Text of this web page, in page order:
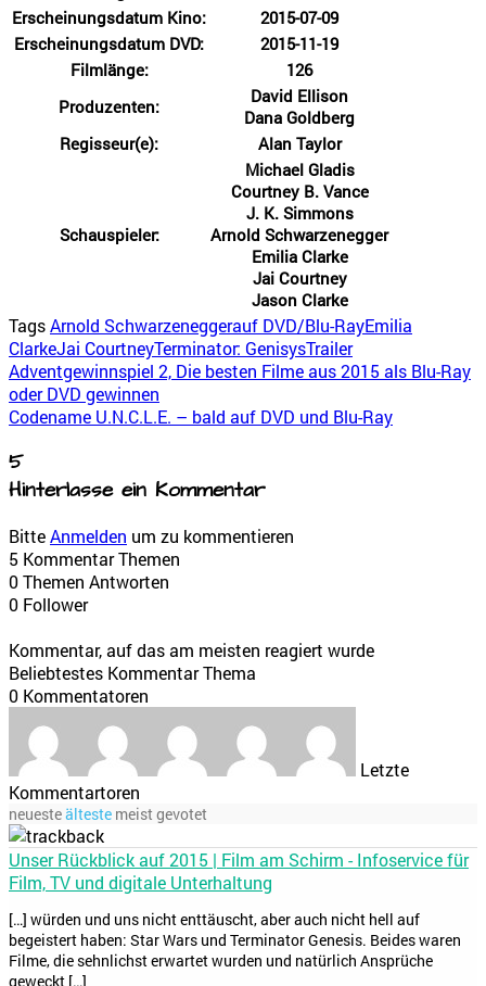
Erscheinungsdatum Kino:
2015-07-09
Erscheinungsdatum DVD:
2015-11-19
Filmlänge:
126
Produzenten:
David Ellison
Dana Goldberg
Regisseur(e):
Alan Taylor
Schauspieler:
Michael Gladis
Courtney B. Vance
J. K. Simmons
Arnold Schwarzenegger
Emilia Clarke
Jai Courtney
Jason Clarke
TagsArnold Schwarzeneggerauf DVD/Blu-RayEmilia
ClarkeJai CourtneyTerminator: GenisysTrailer
Adventgewinnspiel 2, Die besten Filme aus 2015 als Blu-Ray
oder DVD gewinnen
Codename U.N.C.L.E. – bald auf DVD und Blu-Ray
5
Hinterlasse ein Kommentar
BitteAnmelden um zu kommentieren
5 Kommentar Themen
0Themen Antworten
0 Follower
Kommentar, auf das am meisten reagiert wurde
Beliebtestes Kommentar Thema
0 Kommentatoren
Letzte
Kommentartoren
neuesteälteste meist gevotet
Unser Rückblick auf 2015 | Film am Schirm - Infoservice für
Film, TV und digitale Unterhaltung
[…] würden und uns nicht enttäuscht, aber auch nicht hell auf
begeistert haben: Star Wars und Terminator Genesis. Beides waren
Filme, die sehnlichst erwartet wurden und natürlich Ansprüche
geweckt […]